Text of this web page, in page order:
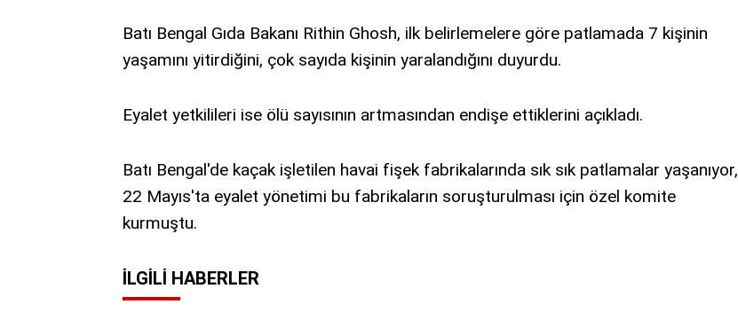
Batı Bengal Gıda Bakanı Rithin Ghosh, ilk belirlemelere göre patlamada 7 kişinin
yaşamını yitirdiğini, çok sayıda kişinin yaralandığını duyurdu.
Eyalet yetkilileri ise ölü sayısının artmasından endişe ettiklerini açıkladı.
Batı Bengal'de kaçak işletilen havai fişek fabrikalarında sık sık patlamalar yaşanıyor,
22 Mayıs'ta eyalet yönetimi bu fabrikaların soruşturulması için özel komite
kurmuştu.
İLGILI HABERLER